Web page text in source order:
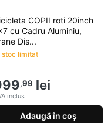
COPII roti 20inch
cu Cadru Aluminiu,
Dis...
limitat
,99 lei
inclus
Adaugă în coș